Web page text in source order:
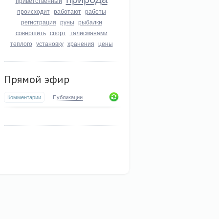
происходит работают работы
регистрация руны рыбалки
совершить спорт талисманами
теплого установку хранения цены
Прямой эфир
Комментарии Публикации